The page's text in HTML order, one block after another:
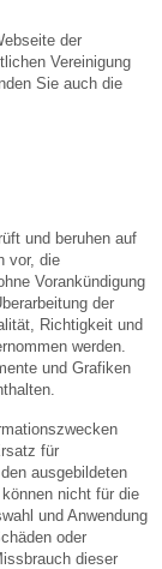
der
Vereinigung
Sie auch die
und beruhen auf
vor, die
Vorankündigung
der
Richtigkeit und
werden.
und Grafiken
für
ausgebildeten
nicht für die
und Anwendung
oder
dieser